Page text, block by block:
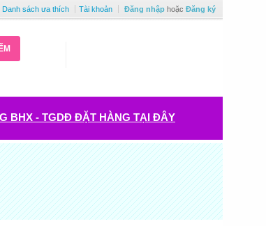
Danh sách ưa thích Tài khoản Đăng nhập hoặc Đăng ký
BHX - TGDĐ ĐẶT HÀNG TẠI ĐÂY